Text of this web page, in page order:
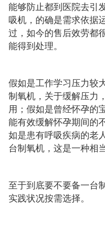
能够防止都到医院去引
吸机，的确是需求依据
过，如今的售后效劳都
能得到处理。
假如是工作学习压力较
制氧机，关于缓解压力
用；假如是曾经怀孕的
能有效缓解怀孕期间的
如是患有呼吸疾病的老
台制氧机，这是一种相
至于到底要不要备一台
实践状况按需选择。